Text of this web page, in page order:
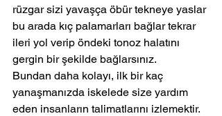
rüzgar sizi yavaşça öbür tekneye yaslar
bu arada kıç palamarları bağlar tekrar
ileri yol verip öndeki tonoz halatını
gergin bir şekilde bağlarsınız.
Bundan daha kolayı, ilk bir kaç
yanaşmanızda iskelede size yardım
eden insanların talimatlarını izlemektir.